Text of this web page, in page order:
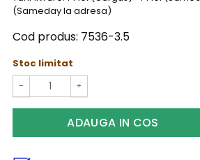
(Sameday la adresa)
Cod produs: 7536-3.5
Stoc limitat
− +
ADAUGA IN COS